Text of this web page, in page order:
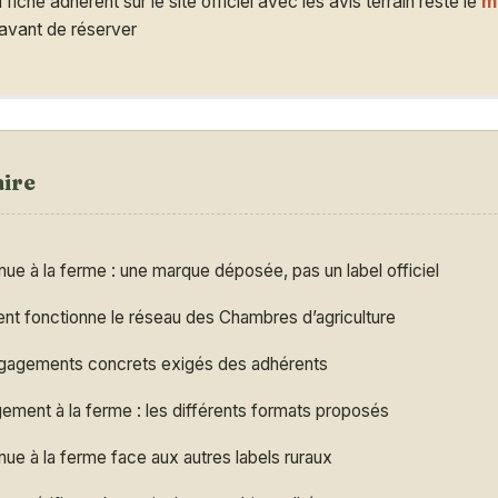
de réserver
à la ferme : une marque déposée, pas un label officiel
fonctionne le réseau des Chambres d’agriculture
concrets exigés des adhérents
à la ferme : les différents formats proposés
à la ferme face aux autres labels ruraux